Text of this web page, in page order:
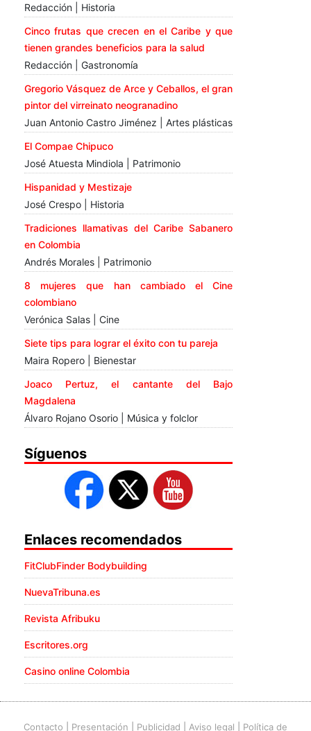
Redacción | Historia
Cinco frutas que crecen en el Caribe y que
tienen grandes beneficios para la salud
Redacción | Gastronomía
Gregorio Vásquez de Arce y Ceballos, el gran
pintor del virreinato neogranadino
Juan Antonio Castro Jiménez | Artes plásticas
El Compae Chipuco
José Atuesta Mindiola | Patrimonio
Hispanidad y Mestizaje
José Crespo | Historia
Tradiciones llamativas del Caribe Sabanero
en Colombia
Andrés Morales | Patrimonio
8 mujeres que han cambiado el Cine
colombiano
Verónica Salas | Cine
Siete tips para lograr el éxito con tu pareja
Maira Ropero | Bienestar
Joaco Pertuz, el cantante del Bajo
Magdalena
Álvaro Rojano Osorio | Música y folclor
Síguenos
Enlaces recomendados
FitClubFinder Bodybuilding
NuevaTribuna.es
Revista Afribuku
Escritores.org
Casino online Colombia
Contacto Presentación Publicidad Aviso legal Política de